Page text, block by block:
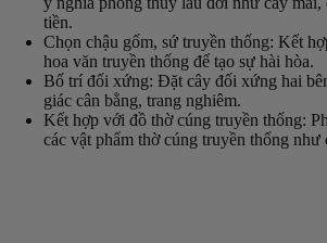
tiền.
Chọn chậu gốm, sứ truyền thống: Kết
hoa văn truyền thống để tạo sự hài hòa.
Bố trí đối xứng: Đặt cây đối xứng hai
giác cân bằng, trang nghiêm.
Kết hợp với đồ thờ cúng truyền thống:
các vật phẩm thờ cúng truyền thống